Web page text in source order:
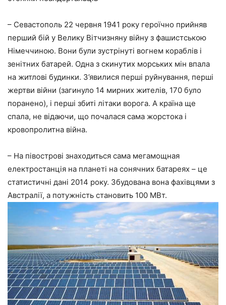
– Севастополь 22 червня 1941 року героїчно прийняв
перший бій у Велику Вітчизняну війну з фашистською
Німеччиною. Вони були зустрінуті вогнем кораблів і
зенітних батарей. Одна з скинутих морських мін впала
на житлові будинки. З’явилися перші руйнування, перші
жертви війни (загинуло 14 мирних жителів, 170 було
поранено), і перші збиті літаки ворога. А країна ще
спала, не відаючи, що почалася сама жорстока і
кровопролитна війна.
– На півострові знаходиться сама мегамощная
електростанція на планеті на сонячних батареях – це
статистичні дані 2014 року. Збудована вона фахівцями з
Австралії, а потужність становить 100 МВт.